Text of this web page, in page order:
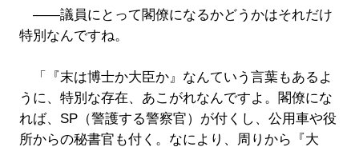
――議員にとって閣僚になるかどうかはそれだけ
特別なんですね。
「『末は博士か大臣か』なんていう言葉もあるよ
うに、特別な存在、あこがれなんですよ。閣僚にな
れば、SP（警護する警察官）が付くし、公用車や役
所からの秘書官も付く。なにより、周りから『大